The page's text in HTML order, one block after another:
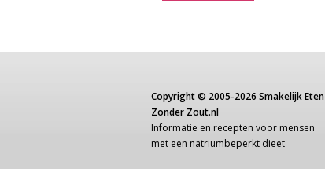
Copyright © 2005-2026 Smakelijk Eten
Zonder Zout.nl
Informatie en recepten voor mensen
met een natriumbeperkt dieet